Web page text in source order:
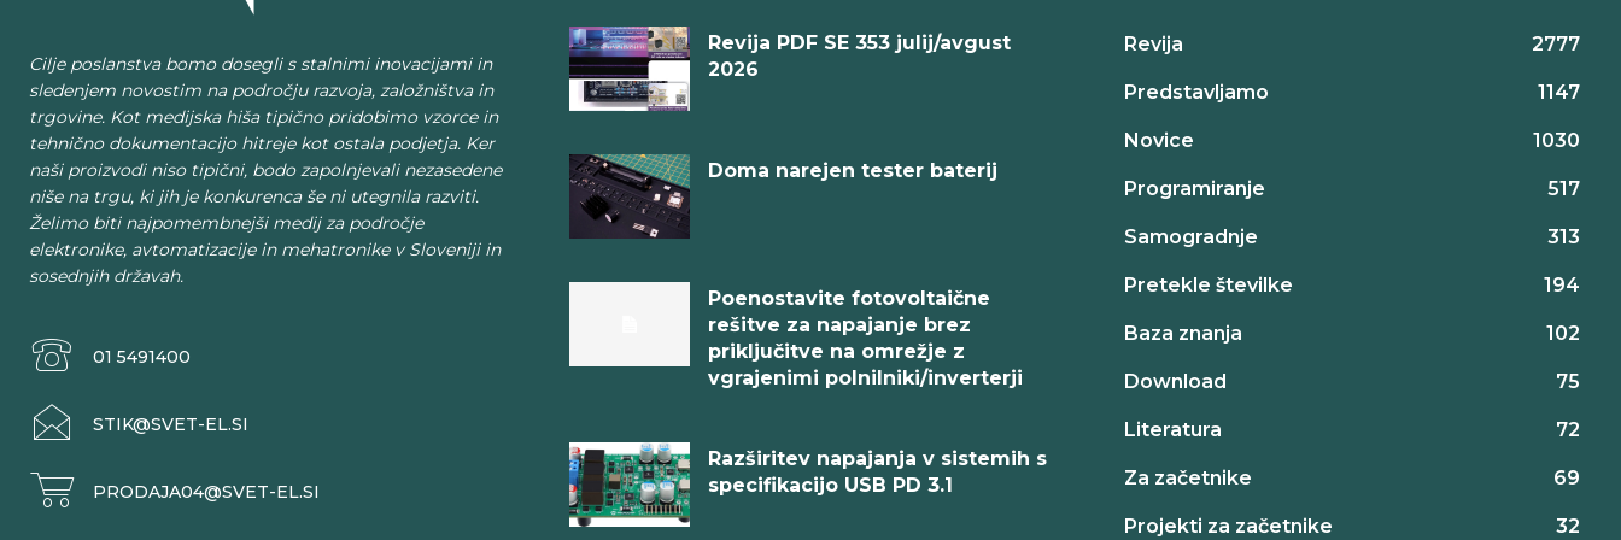
Cilje poslanstva bomo dosegli s stalnimi inovacijami in
sledenjem novostim na področju razvoja, založništva in
trgovine. Kot medijska hiša tipično pridobimo vzorce in
tehnično dokumentacijo hitreje kot ostala podjetja. Ker
naši proizvodi niso tipični, bodo zapolnjevali nezasedene
niše na trgu, ki jih je konkurenca še ni utegnila razviti.
Želimo biti najpomembnejši medij za področje
elektronike, avtomatizacije in mehatronike v Sloveniji in
sosednjih državah.
01 5491400
STIK@SVET-EL.SI
PRODAJA04@SVET-EL.SI
Revija PDF SE 353 julij/avgust
2026
Doma narejen tester baterij
Poenostavite fotovoltaične
rešitve za napajanje brez
priključitve na omrežje z
vgrajenimi polnilniki/inverterji
Razširitev napajanja v sistemih s
specifikacijo USB PD 3.1
Revija 2777
Predstavljamo 1147
Novice 1030
Programiranje 517
Samogradnje 313
Pretekle številke 194
Baza znanja 102
Download 75
Literatura 72
Za začetnike 69
Projekti za začetnike 32